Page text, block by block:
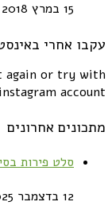
15 במרץ 2018
עקבו אחרי
again or try with
account.
מתכונים אחרונים
סלט פירות
12 בדצמבר 2025